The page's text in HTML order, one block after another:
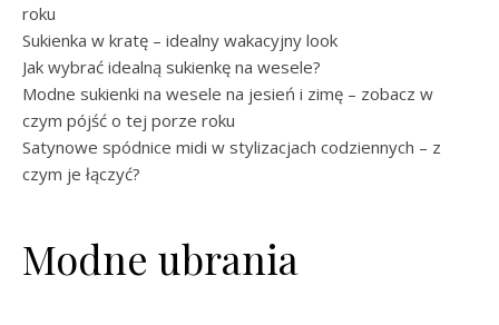
roku
Sukienka w kratę – idealny wakacyjny look
Jak wybrać idealną sukienkę na wesele?
Modne sukienki na wesele na jesień i zimę – zobacz w
czym pójść o tej porze roku
Satynowe spódnice midi w stylizacjach codziennych – z
czym je łączyć?
Modne ubrania